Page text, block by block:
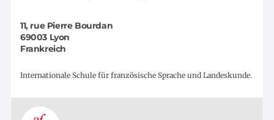
11, rue Pierre Bourdan
69003 Lyon
Frankreich
Internationale Schule für französische Sprache und Landeskunde.